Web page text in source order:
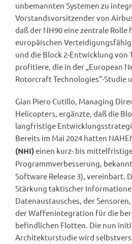
unbemannten Systemen zu
Vorstandsvorsitzender von
daß der NH90 eine zentrale
europäischen
und die Block 2-Entwicklung von
profitiere, die in der „European
Rotorcraft Technologies“-Studie
Gian Piero Cutillo, Managing
Helicopters, ergänzte, daß die
langfristige
Bereits im Mai 2024 hatten
(NHI)einen kurz- bis
Programmverbesserung,
Software Release 3), vereinbart.
Stärkung taktischer
Datenaustausches, der
der Waffenintegration für die
befindlichen Flotten. Die nun
Architekturstudie wird